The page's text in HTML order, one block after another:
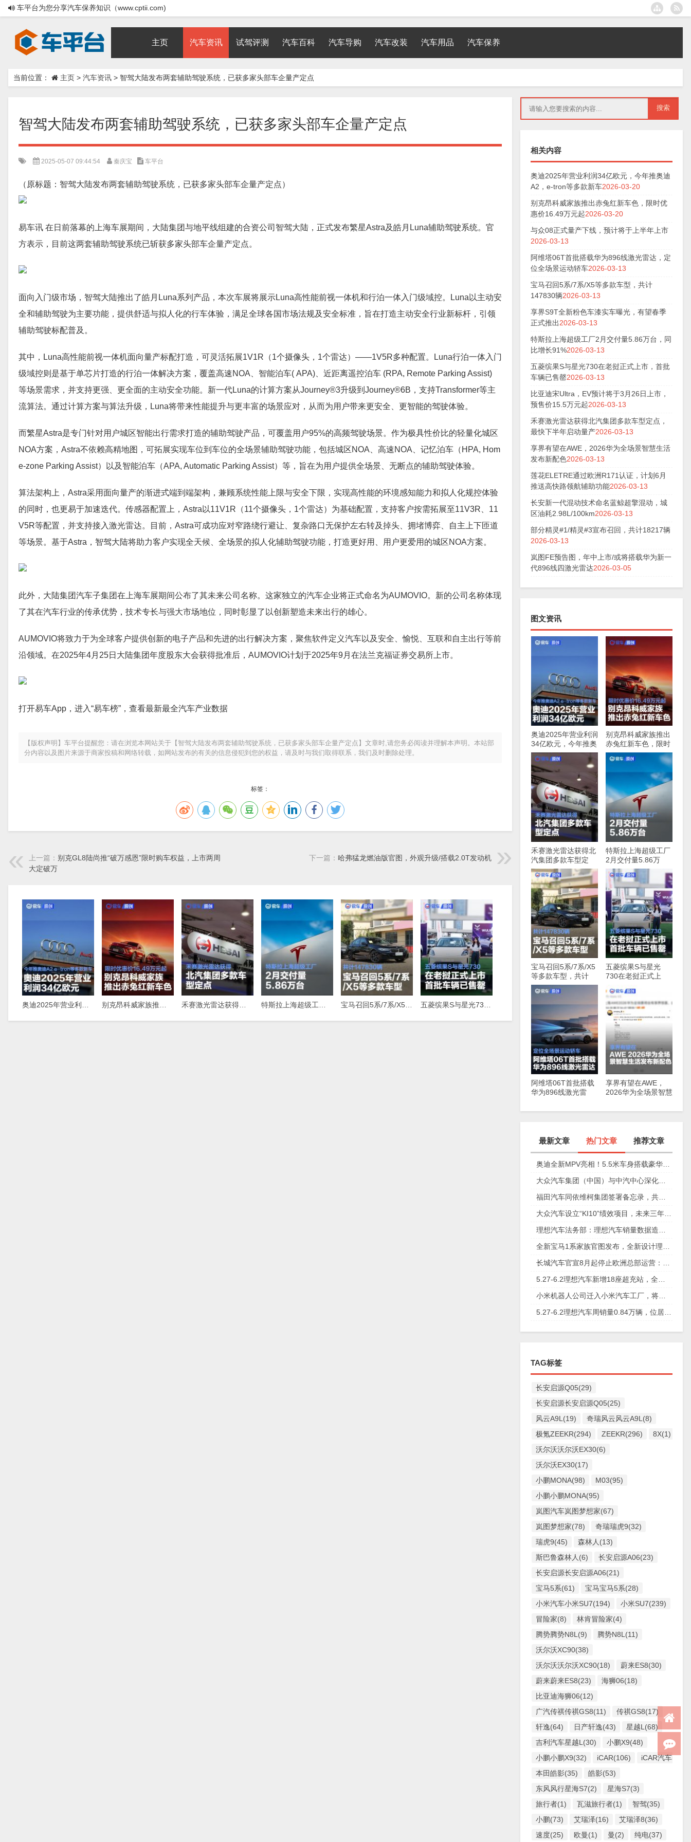
车平台为您分享汽车保养知识（www.cptii.com)
主页 汽车资讯 试驾评测 汽车百科 汽车导购 汽车改装 汽车用品 汽车保养
当前位置： 主页 > 汽车资讯 > 智驾大陆发布两套辅助驾驶系统，已获多家头部车企量产定点
智驾大陆发布两套辅助驾驶系统，已获多家头部车企量产定点
2025-05-07 09:44:54 秦庆宝 车平台
（原标题：智驾大陆发布两套辅助驾驶系统，已获多家头部车企量产定点）
易车讯 在日前落幕的上海车展期间，大陆集团与地平线组建的合资公司智驾大陆，正式发布繁星Astra及皓月Luna辅助驾驶系统。官
方表示，目前这两套辅助驾驶系统已斩获多家头部车企量产定点。
面向入门级市场，智驾大陆推出了皓月Luna系列产品，本次车展将展示Luna高性能前视一体机和行泊一体入门级域控。Luna以主动安
全和辅助驾驶为主要功能，提供舒适与拟人化的行车体验，满足全球各国市场法规及安全标准，旨在打造主动安全行业新标杆，引领
辅助驾驶标配普及。
其中，Luna高性能前视一体机面向量产标配打造，可灵活拓展1V1R（1个摄像头，1个雷达）——1V5R多种配置。Luna行泊一体入门
级域控则是基于单芯片打造的行泊一体解决方案，覆盖高速NOA、智能泊车( APA)、近距离遥控泊车 (RPA, Remote Parking Assist)
等场景需求，并支持更强、更全面的主动安全功能。新一代Luna的计算方案从Journey®3升级到Journey®6B，支持Transformer等主
流算法。通过计算方案与算法升级，Luna将带来性能提升与更丰富的场景应对，从而为用户带来更安全、更智能的驾驶体验。
而繁星Astra是专门针对用户城区智能出行需求打造的辅助驾驶产品，可覆盖用户95%的高频驾驶场景。作为极具性价比的轻量化城区
NOA方案，Astra不依赖高精地图，可拓展实现车位到车位的全场景辅助驾驶功能，包括城区NOA、高速NOA、记忆泊车（HPA, Hom
e-zone Parking Assist）以及智能泊车（APA, Automatic Parking Assist）等，旨在为用户提供全场景、无断点的辅助驾驶体验。
算法架构上，Astra采用面向量产的渐进式端到端架构，兼顾系统性能上限与安全下限，实现高性能的环境感知能力和拟人化规控体验
的同时，也更易于加速迭代。传感器配置上，Astra以11V1R（11个摄像头，1个雷达）为基础配置，支持客户按需拓展至11V3R、11
V5R等配置，并支持接入激光雷达。目前，Astra可成功应对窄路绕行避让、复杂路口无保护左右转及掉头、拥堵博弈、自主上下匝道
等场景。基于Astra，智驾大陆将助力客户实现全天候、全场景的拟人化辅助驾驶功能，打造更好用、用户更爱用的城区NOA方案。
此外，大陆集团汽车子集团在上海车展期间公布了其未来公司名称。这家独立的汽车企业将正式命名为AUMOVIO。新的公司名称体现
了其在汽车行业的传承优势，技术专长与强大市场地位，同时彰显了以创新塑造未来出行的雄心。
AUMOVIO将致力于为全球客户提供创新的电子产品和先进的出行解决方案，聚焦软件定义汽车以及安全、愉悦、互联和自主出行等前
沿领域。在2025年4月25日大陆集团年度股东大会获得批准后，AUMOVIO计划于2025年9月在法兰克福证券交易所上市。
打开易车App，进入“易车榜”，查看最新最全汽车产业数据
【版权声明】车平台提醒您：请在浏览本网站关于【智驾大陆发布两套辅助驾驶系统，已获多家头部车企量产定点】文章时,请您务必阅读并理解本声明。本站部
分内容以及图片来源于商家投稿和网络转载，如网站发布的有关的信息侵犯到您的权益，请及时与我们取得联系，我们及时删除处理。
标签：
上一篇： 别克GL8陆尚推“破万感恩”限时购车权益，上市两周
大定破万
下一篇： 哈弗猛龙燃油版官图，外观升级/搭载2.0T发动机
相关内容
奥迪2025年营业利润34亿欧元，今年推奥迪
A2，e-tron等多款新车2026-03-20
别克昂科威家族推出赤兔红新车色，限时优
惠价16.49万元起2026-03-20
与众08正式量产下线，预计将于上半年上市
2026-03-13
阿维塔06T首批搭载华为896线激光雷达，定
位全场景运动轿车2026-03-13
宝马召回5系/7系/X5等多款车型，共计
147830辆2026-03-13
享界S9T全新粉色车漆实车曝光，有望春季
正式推出2026-03-13
特斯拉上海超级工厂2月交付量5.86万台，同
比增长91%2026-03-13
五菱缤果S与星光730在老挝正式上市，首批
车辆已售罄2026-03-13
比亚迪宋Ultra，EV预计将于3月26日上市，
预售价15.5万元起2026-03-13
禾赛激光雷达获得北汽集团多款车型定点，
最快下半年启动量产2026-03-13
享界有望在AWE，2026华为全场景智慧生活
发布新配色2026-03-13
莲花ELETRE通过欧洲R171认证，计划6月
推送高快路领航辅助功能2026-03-13
长安新一代混动技术命名蓝鲸超擎混动，城
区油耗2.98L/100km2026-03-13
部分精灵#1/精灵#3宣布召回，共计18217辆
2026-03-13
岚图FE预告图，年中上市/或将搭载华为新一
代896线四激光雷达2026-03-05
图文资讯
奥迪2025年营业利润
34亿欧元，今年推奥
迪A2，e-tron等多款
新车
别克昂科威家族推出
赤兔红新车色，限时
优惠价16.49万元起
禾赛激光雷达获得北
汽集团多款车型定
点，最快下半年启动
量产
特斯拉上海超级工厂
2月交付量5.86万
台，同比增长91%
宝马召回5系/7系/X5
等多款车型，共计
147830辆
五菱缤果S与星光
730在老挝正式上
阿维塔06T首批搭载
华为896线激光雷
轿车
享界有望在AWE，
2026华为全场景智慧
最新文章 热门文章 推荐文章
TAG标签
长安启源Q05(29)
长安启源长安启源Q05(25)
风云A9L(19)
奇瑞风云风云A9L(8)
极氪ZEEKR(294)
ZEEKR(296)
8X(1)
沃尔沃沃尔沃EX30(6)
沃尔沃EX30(17)
小鹏MONA(98)
M03(95)
小鹏小鹏MONA(95)
岚图汽车岚图梦想家(67)
岚图梦想家(78)
奇瑞瑞虎9(32)
瑞虎9(45)
森林人(13)
斯巴鲁森林人(6)
长安启源A06(23)
长安启源长安启源A06(21)
宝马5系(61)
宝马宝马5系(28)
小米汽车小米SU7(194)
小米SU7(239)
冒险家(8)
林肯冒险家(4)
腾势腾势N8L(9)
腾势N8L(11)
沃尔沃XC90(38)
沃尔沃沃尔沃XC90(18)
蔚来ES8(30)
蔚来蔚来ES8(23)
海狮06(18)
比亚迪海狮06(12)
广汽传祺传祺GS8(11)
传祺GS8(17)
轩逸(64)
日产轩逸(43)
星越L(68)
吉利汽车星越L(30)
小鹏X9(48)
小鹏小鹏X9(32)
iCAR(106)
iCAR汽车
本田皓影(35)
皓影(53)
东风风行星海S7(2)
星海S7(3)
旅行者(1)
瓦滋旅行者(1)
智驾(35)
小鹏(73)
艾瑞泽(16)
艾瑞泽8(36)
速度(25)
欧曼(1) 曼(2) 纯电(37)